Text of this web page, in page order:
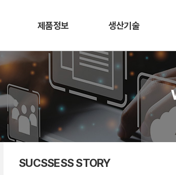
제품정보 생산기술
SUCSSESS STORY